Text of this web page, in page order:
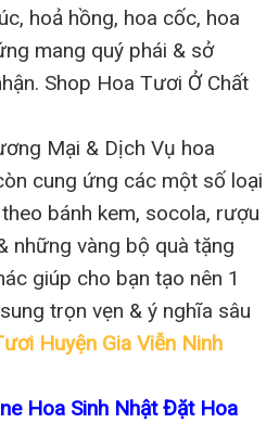
hoả hồng, hoa cốc, hoa
mang quý phái & sở
Shop Hoa Tươi Ở Chất
Mại & Dịch Vụ hoa
cung ứng các một số loại
bánh kem, socola, rượu
những vàng bộ quà tặng
giúp cho bạn tạo nên 1
trọn vẹn & ý nghĩa sâu
Huyện Gia Viễn Ninh
Hoa Sinh Nhật Đặt Hoa